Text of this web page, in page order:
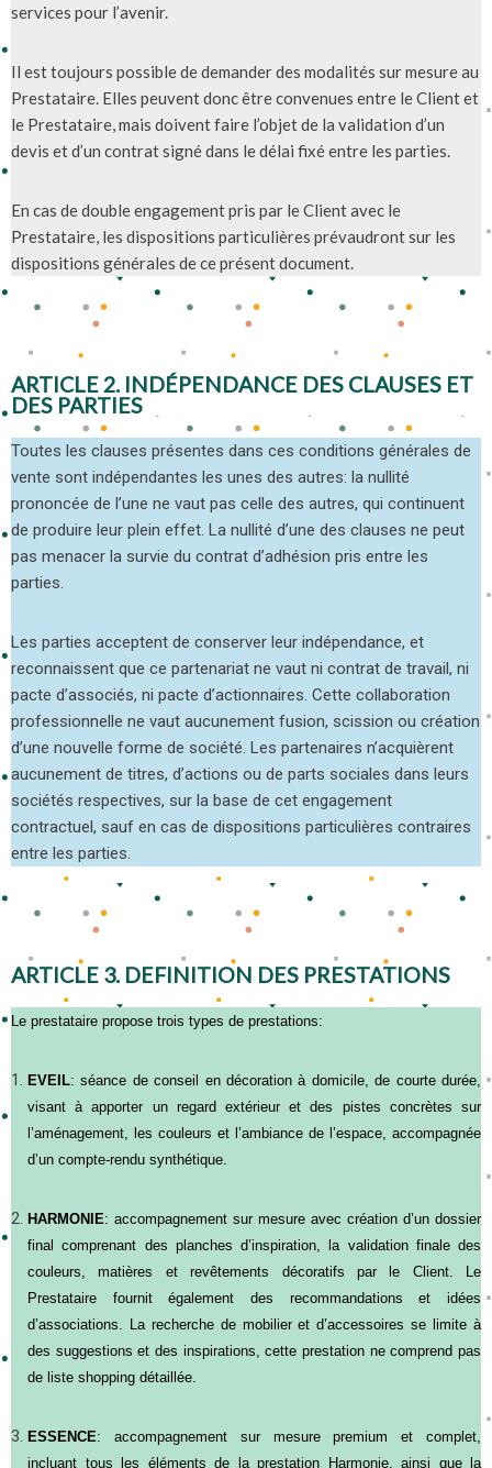
services pour l’avenir.
Il est toujours possible de demander des modalités sur mesure au
Prestataire. Elles peuvent donc être convenues entre le Client et
le Prestataire, mais doivent faire l’objet de la validation d’un
devis et d’un contrat signé dans le délai fixé entre les parties.
En cas de double engagement pris par le Client avec le
Prestataire, les dispositions particulières prévaudront sur les
dispositions générales de ce présent document.
ARTICLE 2. INDÉPENDANCE DES CLAUSES ET
DES PARTIES
Toutes les clauses présentes dans ces conditions générales de
vente sont indépendantes les unes des autres: la nullité
prononcée de l’une ne vaut pas celle des autres, qui continuent
de produire leur plein effet. La nullité d’une des clauses ne peut
pas menacer la survie du contrat d’adhésion pris entre les
parties.
Les parties acceptent de conserver leur indépendance, et
reconnaissent que ce partenariat ne vaut ni contrat de travail, ni
pacte d’associés, ni pacte d’actionnaires. Cette collaboration
professionnelle ne vaut aucunement fusion, scission ou création
d’une nouvelle forme de société. Les partenaires n’acquièrent
aucunement de titres, d’actions ou de parts sociales dans leurs
sociétés respectives, sur la base de cet engagement
contractuel, sauf en cas de dispositions particulières contraires
entre les parties.
ARTICLE 3. DEFINITION DES PRESTATIONS
Le prestataire propose trois types de prestations:
EVEIL: séance de conseil en décoration à domicile, de courte durée,
visant à apporter un regard extérieur et des pistes concrètes sur
l’aménagement, les couleurs et l’ambiance de l’espace, accompagnée
d’un compte-rendu synthétique.
HARMONIE: accompagnement sur mesure avec création d’un dossier
final comprenant des planches d’inspiration, la validation finale des
couleurs, matières et revêtements décoratifs par le Client. Le
Prestataire fournit également des recommandations et idées
d’associations. La recherche de mobilier et d’accessoires se limite à
des suggestions et des inspirations, cette prestation ne comprend pas
de liste shopping détaillée.
ESSENCE: accompagnement sur mesure premium et complet,
incluant tous les éléments de la prestation Harmonie, ainsi que la